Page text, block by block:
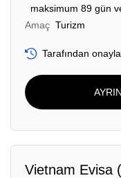
maksimum 89 gün
Amaç Turizm
Tarafından
Vietnam Evisa